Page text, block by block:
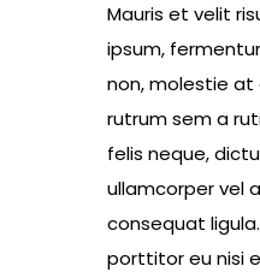
Mauris et velit
ipsum,
non, molestie at
rutrum sem a
felis neque,
ullamcorper vel
consequat
porttitor eu nisi